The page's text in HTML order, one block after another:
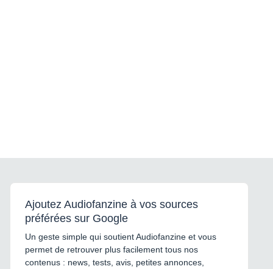
Ajoutez Audiofanzine à vos sources
préférées sur Google
Un geste simple qui soutient Audiofanzine et vous
permet de retrouver plus facilement tous nos
contenus : news, tests, avis, petites annonces,